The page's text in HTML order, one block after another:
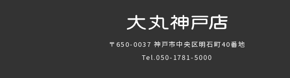
〒650-0037 神戸市中央区明石町40番地
Tel.050-1781-5000